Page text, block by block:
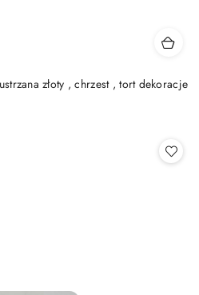
złoty , chrzest , tort dekoracje